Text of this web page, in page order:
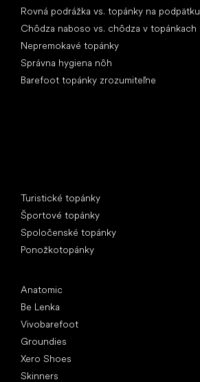
Rovná podrážka vs. topánky na podpätku
Chôdza naboso vs. chôdza v topánkach
Nepremokavé topánky
Správna hygiena nôh
Barefoot topánky zrozumiteľne
Turistické topánky
Športové topánky
Spoločenské topánky
Ponožkotopánky
Anatomic
Be Lenka
Vivobarefoot
Groundies
Xero Shoes
Skinners